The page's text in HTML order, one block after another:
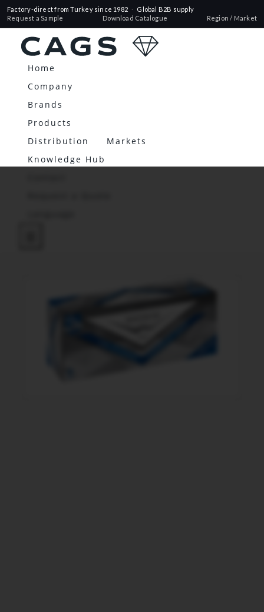
Factory-direct from Turkey since 1982 ·
Global B2B supply
Request a Sample
Download Catalogue Region / Market
Home
Company
Brands
Products
Distribution
Markets
Knowledge Hub